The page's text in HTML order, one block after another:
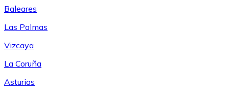
Baleares
Las Palmas
Vizcaya
La Coruña
Asturias